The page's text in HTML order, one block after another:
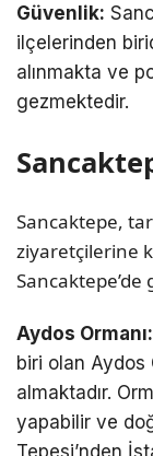
Güvenlik:
ilçelerinden
alınmakta ve
gezmektedir.
Sancaktepe,
ziyaretçilerine
Sancaktepe’de
Aydos Ormanı:
biri olan Aydos
almaktadır.
yapabilir ve